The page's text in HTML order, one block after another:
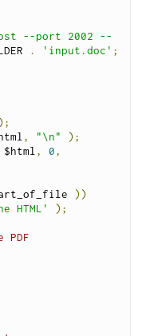
--port 2002 --
. 'input.doc' ;
);
, "\n"
);
$html , 0,
))
HTML' );